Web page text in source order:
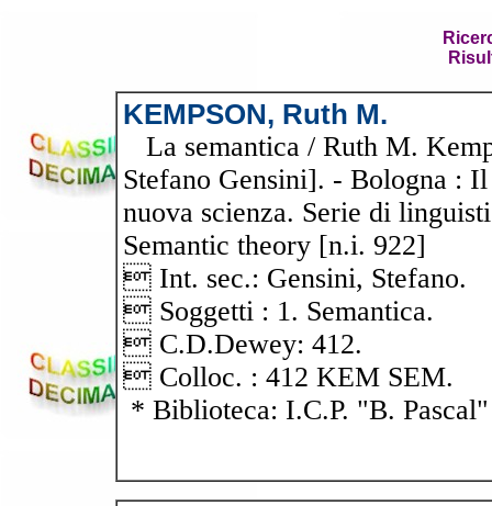
KEMPSON, Ruth M.
La semantica / Ruth M.
Stefano Gensini]. - Bologna :
nuova scienza. Serie di
Semantic theory [n.i. 922]
 Int. sec.: Gensini, Stefano.
 Soggetti : 1. Semantica.
 C.D.Dewey: 412.
 Colloc. : 412 KEM SEM.
* Biblioteca: I.C.P. "B. Pascal"